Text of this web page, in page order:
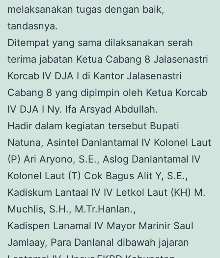
melaksanakan tugas dengan baik,
tandasnya.
Ditempat yang sama dilaksanakan serah
terima jabatan Ketua Cabang 8 Jalasenastri
Korcab IV DJA I di Kantor Jalasenastri
Cabang 8 yang dipimpin oleh Ketua Korcab
IV DJA I Ny. Ifa Arsyad Abdullah.
Hadir dalam kegiatan tersebut Bupati
Natuna, Asintel Danlantamal IV Kolonel Laut
(P) Ari Aryono, S.E., Aslog Danlantamal IV
Kolonel Laut (T) Cok Bagus Alit Y, S.E.,
Kadiskum Lantaal IV IV Letkol Laut (KH) M.
Muchlis, S.H., M.Tr.Hanlan.,
Kadispen Lanamal IV Mayor Marinir Saul
Jamlaay, Para Danlanal dibawah jajaran